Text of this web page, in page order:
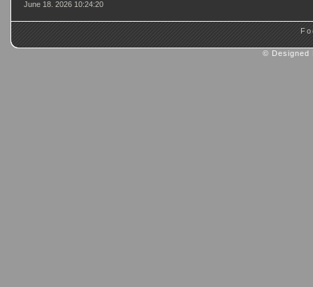
June 18. 2026 10:24:20
© Designed